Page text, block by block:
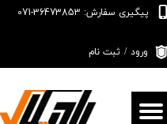
پیگیری سفارش: 36473853-071
ورود / ثبت نام
تغییر گذر واژه
سفارشات